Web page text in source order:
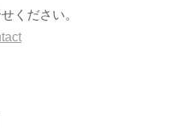
ください。